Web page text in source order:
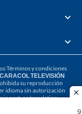
Términos y condiciones
CARACOL TELEVISIÓN
su reproducción
idioma sin autorización
in part, or translation